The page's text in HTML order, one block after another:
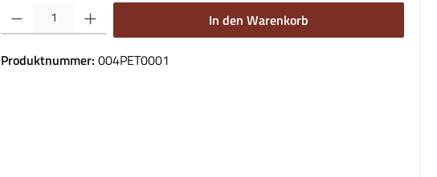
Produkt Anzahl: Gib den gewünschten Wert ein oder benutze die Schaltflächen um die
In den Warenkorb
Produktnummer: 004PET0001